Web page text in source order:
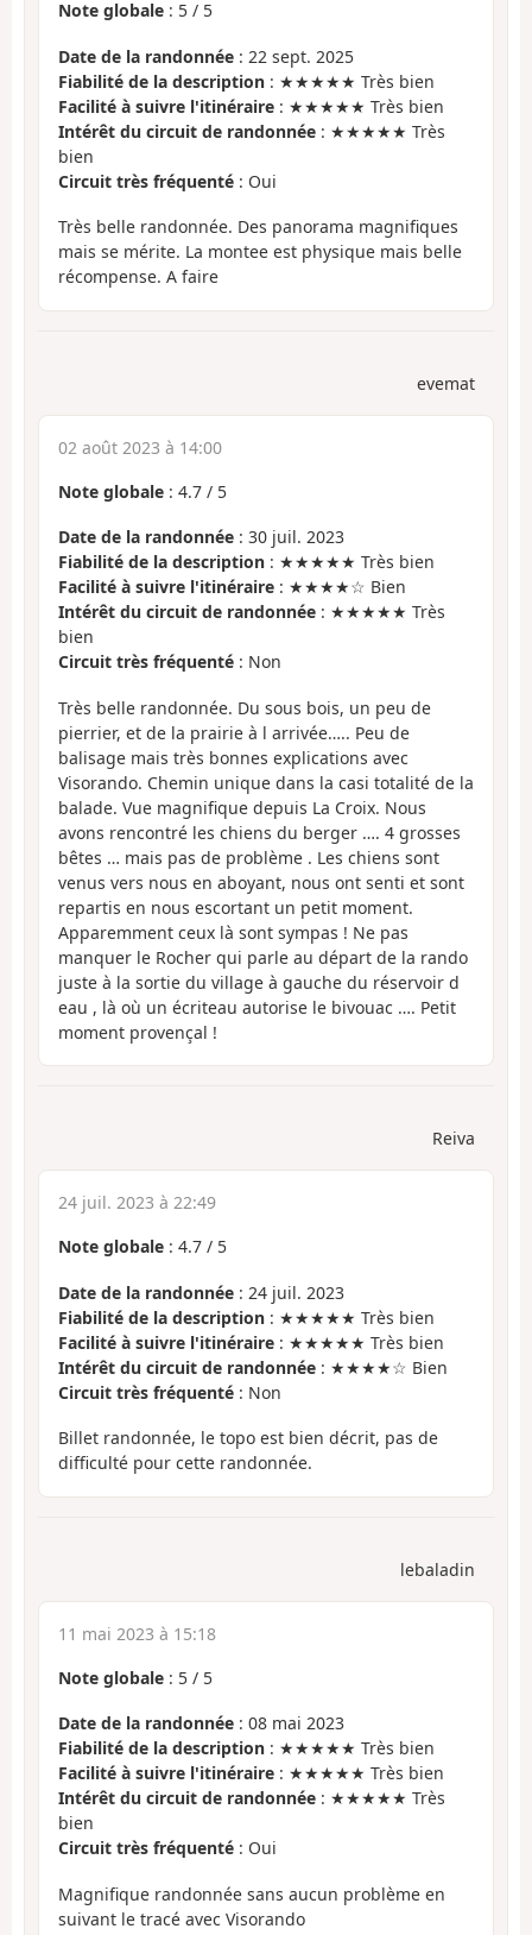
Note globale : 5 / 5
Date de la randonnée : 22 sept. 2025
Fiabilité de la description : ★★★★★ Très bien
Facilité à suivre l'itinéraire : ★★★★★ Très bien
Intérêt du circuit de randonnée : ★★★★★ Très
bien
Circuit très fréquenté : Oui
Très belle randonnée. Des panorama magnifiques
mais se mérite. La montee est physique mais belle
récompense. A faire
evemat
02 août 2023 à 14:00
Note globale : 4.7 / 5
Date de la randonnée : 30 juil. 2023
Fiabilité de la description : ★★★★★ Très bien
Facilité à suivre l'itinéraire : ★★★★☆ Bien
Intérêt du circuit de randonnée : ★★★★★ Très
bien
Circuit très fréquenté : Non
Très belle randonnée. Du sous bois, un peu de
pierrier, et de la prairie à l arrivée….. Peu de
balisage mais très bonnes explications avec
Visorando. Chemin unique dans la casi totalité de la
balade. Vue magnifique depuis La Croix. Nous
avons rencontré les chiens du berger …. 4 grosses
bêtes … mais pas de problème . Les chiens sont
venus vers nous en aboyant, nous ont senti et sont
repartis en nous escortant un petit moment.
Apparemment ceux là sont sympas ! Ne pas
manquer le Rocher qui parle au départ de la rando
juste à la sortie du village à gauche du réservoir d
eau , là où un écriteau autorise le bivouac …. Petit
moment provençal !
Reiva
24 juil. 2023 à 22:49
Note globale : 4.7 / 5
Date de la randonnée : 24 juil. 2023
Fiabilité de la description : ★★★★★ Très bien
Facilité à suivre l'itinéraire : ★★★★★ Très bien
Intérêt du circuit de randonnée : ★★★★☆ Bien
Circuit très fréquenté : Non
Billet randonnée, le topo est bien décrit, pas de
difficulté pour cette randonnée.
lebaladin
11 mai 2023 à 15:18
Note globale : 5 / 5
Date de la randonnée : 08 mai 2023
Fiabilité de la description : ★★★★★ Très bien
Facilité à suivre l'itinéraire : ★★★★★ Très bien
Intérêt du circuit de randonnée : ★★★★★ Très
bien
Circuit très fréquenté : Oui
Magnifique randonnée sans aucun problème en
suivant le tracé avec Visorando